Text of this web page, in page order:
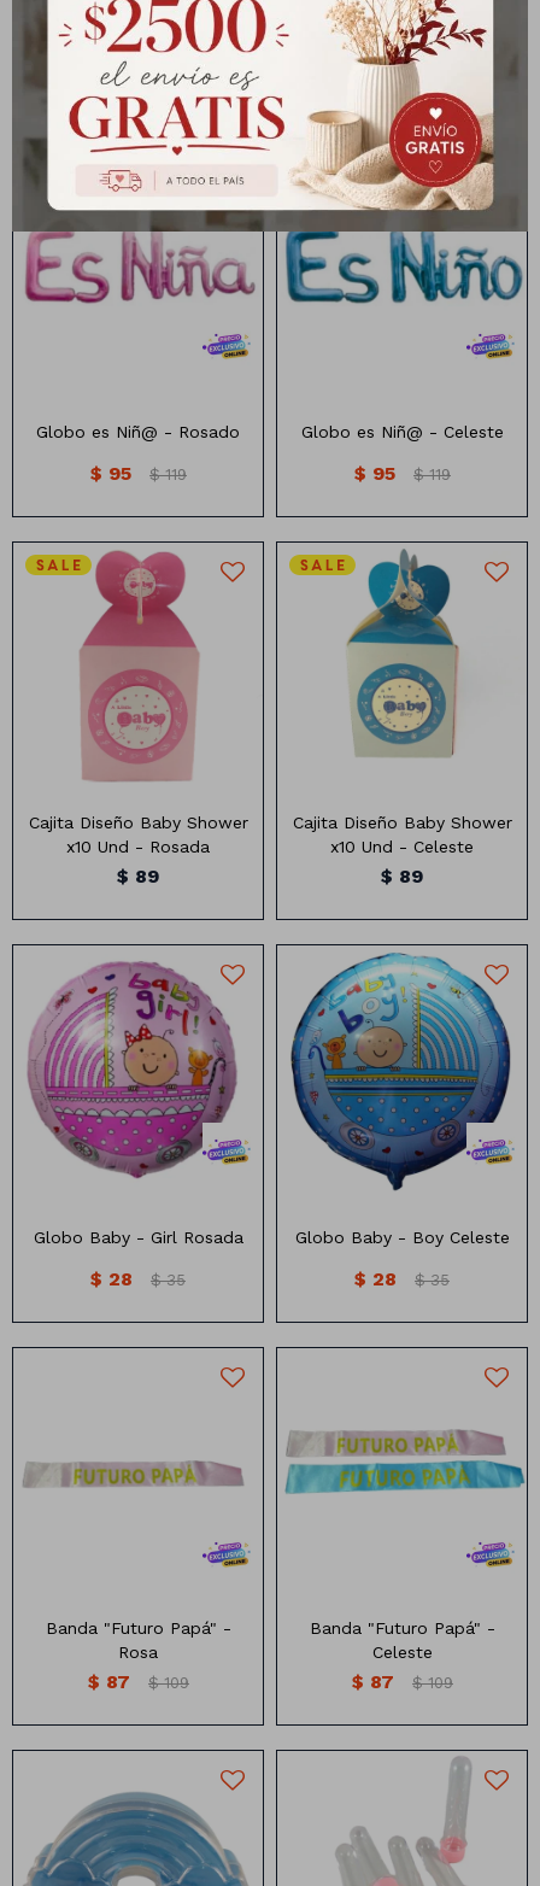
Bolsa de Regalo Baby
Shower Grande - Rosado
$ 39 $ 49
Bolsa de Regalo Baby
Shower Grande - Celeste
$ 39 $
Globo es Niñ@ - Rosado
$ 95 $ 119
Globo es Niñ@ - Celeste
$ 95 $ 119
Cajita de Regalo Baby
Contiene: 10 unidades
Medidas: 13x10cm
Cajita Diseño Baby Shower
x10 Und - Rosada
$ 89
Cajita de Regalo Baby
Contiene: 10 unidades
Medidas: 13x10cm
Cajita Diseño Baby Shower
x10 Und - Celeste
$ 89
Globo Baby - Girl Rosada
$ 28 $ 35
Globo Baby - Boy Celeste
$ 28 $ 35
Banda "Futuro Papá" -
Rosa
$ 87 $ 109
Banda "Futuro Papá" -
Celeste
$ 87 $ 109
Cajita con forma de arcoiris Tubo de ensayo con tapa